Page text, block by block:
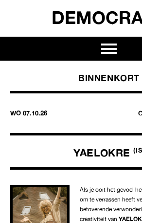
YAELOKRE
Als je ooit het gevoel
om te verrassen heeft
betoverende
creativiteit van
BINNENKORT
WO 07.10.26